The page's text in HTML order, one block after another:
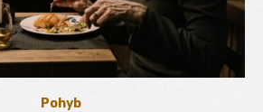
Pohyb